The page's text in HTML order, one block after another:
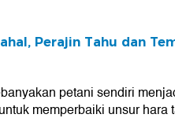
Perajin Tahu dan
petani sendiri
memperbaiki unsur hara